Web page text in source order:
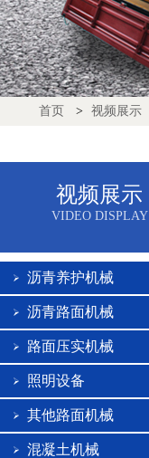
首页 > 视频展示
视频展示
VIDEO DISPLAY
沥青养护机械
沥青路面机械
路面压实机械
照明设备
其他路面机械
混凝土机械